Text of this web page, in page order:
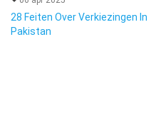
28 Feiten Over Verkiezingen In
Pakistan